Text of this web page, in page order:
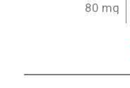
80 mq